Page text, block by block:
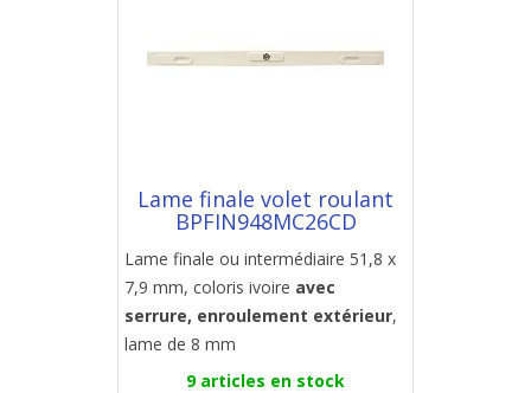
Lame finale volet roulant
BPFIN948MC26CD
Lame finale ou intermédiaire 51,8 x
7,9 mm, coloris ivoire avec
serrure, enroulement extérieur,
lame de 8 mm
9 articles en stock